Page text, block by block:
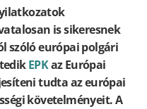
is sikeresnek
szóló európai polgári
EPKaz Európai
tudta az európai
követelményeit. A